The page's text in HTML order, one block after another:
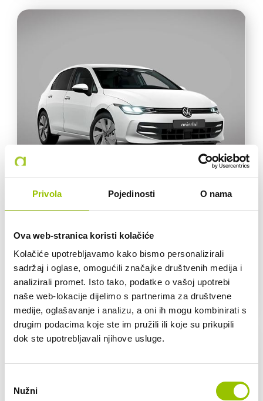
Privola Pojedinosti O nama
Ova web-stranica koristi kolačiće
Kolačiće upotrebljavamo kako bismo personalizirali
sadržaj i oglase, omogućili značajke društvenih medija i
analizirali promet. Isto tako, podatke o vašoj upotrebi
naše web-lokacije dijelimo s partnerima za društvene
medije, oglašavanje i analizu, a oni ih mogu kombinirati s
drugim podacima koje ste im pružili ili koje su prikupili
dok ste upotrebljavali njihove usluge.
pristanka
Nužni
VW GOLF 8 New
Golf je lider svoje klase, nudi kvalitetu, vrhunsku udobnost i
RUČNI MJENJAČ
VEĆ OD:429,00 € /mj